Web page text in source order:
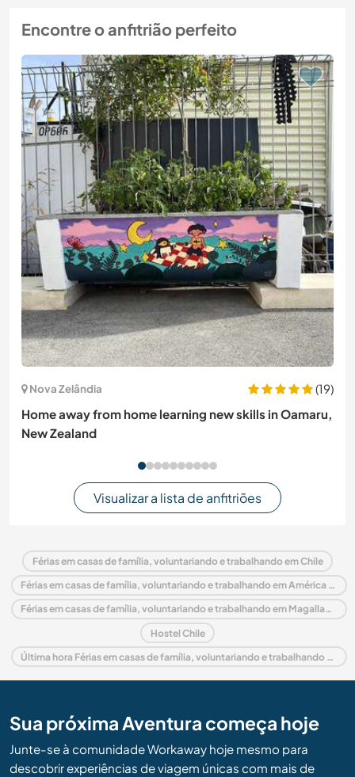
Encontre o anfitrião perfeito
Nova Zelândia
(19)
Home away from home learning new skills in Oamaru,
New Zealand
Visualizar a lista de anfitriões
Férias em casas de família, voluntariando e trabalhando em Chile
Férias em casas de família, voluntariando e trabalhando em América do Sul
Férias em casas de família, voluntariando e trabalhando em Magallanes y Antártica Chilena
Hostel Chile
Última hora Férias em casas de família, voluntariando e trabalhando em Chile
Sua próxima Aventura começa hoje
Junte-se à comunidade Workaway hoje mesmo para
descobrir experiências de viagem únicas com mais de